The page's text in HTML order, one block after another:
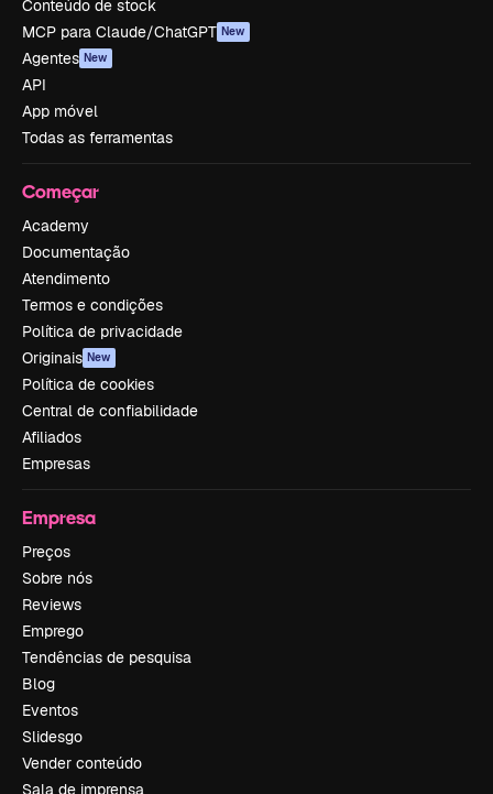
Conteúdo de stock
MCP para Claude/ChatGPT New
Agentes New
API
App móvel
Todas as ferramentas
Começar
Academy
Documentação
Atendimento
Termos e condições
Política de privacidade
Originais New
Política de cookies
Central de confiabilidade
Afiliados
Empresas
Empresa
Preços
Sobre nós
Reviews
Emprego
Tendências de pesquisa
Blog
Eventos
Slidesgo
Vender conteúdo
Sala de imprensa